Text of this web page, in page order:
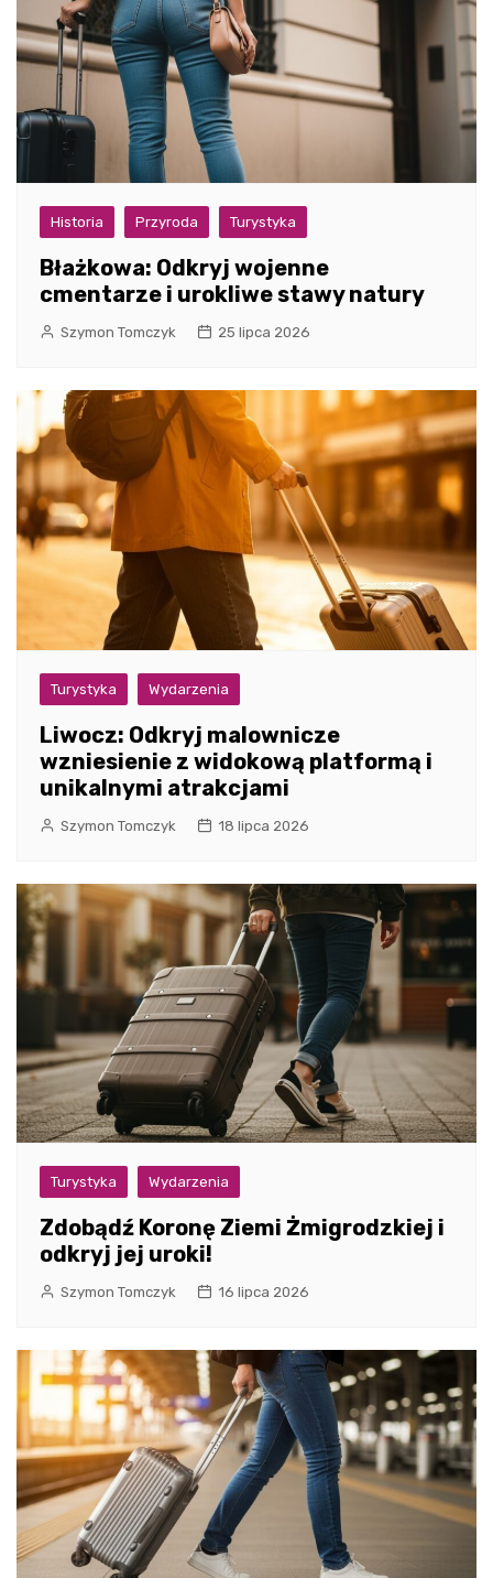
Historia Przyroda Turystyka
Błażkowa: Odkryj wojenne
cmentarze i urokliwe stawy natury
Szymon Tomczyk 25 lipca 2026
Turystyka Wydarzenia
Liwocz: Odkryj malownicze
wzniesienie z widokową platformą i
unikalnymi atrakcjami
Szymon Tomczyk 18 lipca 2026
Turystyka Wydarzenia
Zdobądź Koronę Ziemi Żmigrodzkiej i
odkryj jej uroki!
Szymon Tomczyk 16 lipca 2026